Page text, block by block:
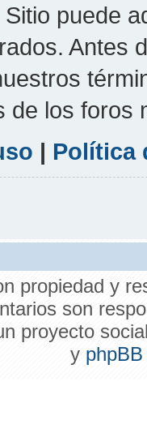
puede
Antes
de los foros
| Política
propiedad y
son
proyecto
y phpBB